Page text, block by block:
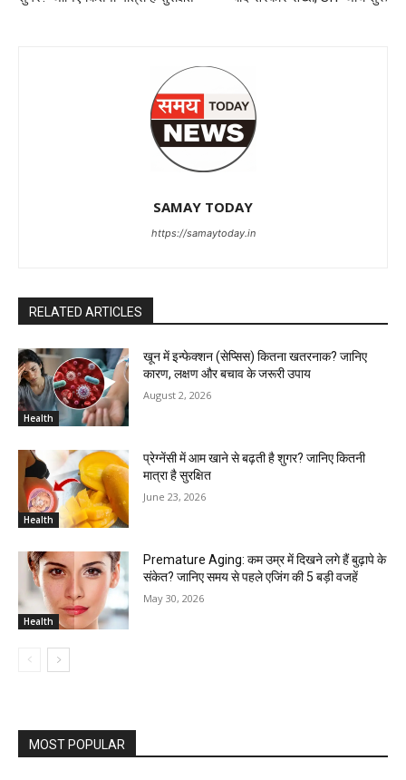
SAMAY TODAY
https://samaytoday.in
RELATED ARTICLES
Health
खून में इन्फेक्शन (सेप्सिस) कितना खतरनाक? जानिए
कारण, लक्षण और बचाव के जरूरी उपाय
August 2, 2026
Health
प्रेग्नेंसी में आम खाने से बढ़ती है शुगर? जानिए कितनी
मात्रा है सुरक्षित
June 23, 2026
Health
Premature Aging: कम उम्र में दिखने लगे हैं बुढ़ापे के
संकेत? जानिए समय से पहले एजिंग की 5 बड़ी वजहें
May 30, 2026
MOST POPULAR